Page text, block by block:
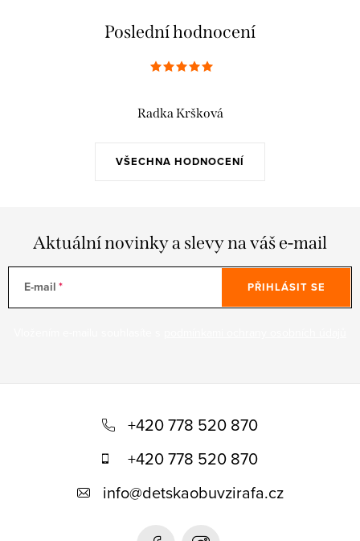
Poslední hodnocení
VŠECHNA HODNOCENÍ
Radka Kršková
Aktuální novinky a slevy na váš e-mail
E-mail PŘIHLÁSIT SE
+420 778 520 870
+420 778 520 870
info@detskaobuvzirafa.cz